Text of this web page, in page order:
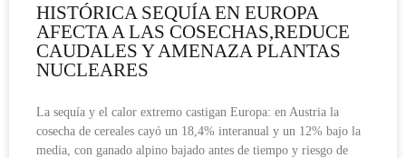
HISTÓRICA SEQUÍA EN EUROPA
AFECTA A LAS COSECHAS,REDUCE
CAUDALES Y AMENAZA PLANTAS
NUCLEARES
La sequía y el calor extremo castigan Europa: en Austria la
cosecha de cereales cayó un 18,4% interanual y un 12% bajo la
media, con ganado alpino bajado antes de tiempo y riesgo de